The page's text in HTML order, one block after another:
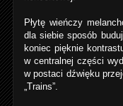
Płytę wieńczy
dla siebie sposób
koniec pięknie
w centralnej części
w postaci dźwięku
„Trains”.